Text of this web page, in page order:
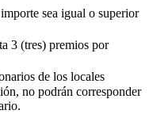
sea igual o superior
3 (tres) premios por
de los locales
no podrán corresponder